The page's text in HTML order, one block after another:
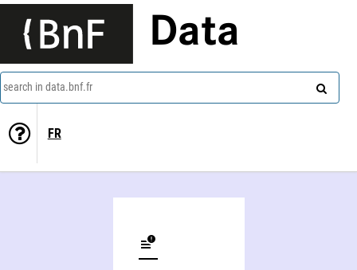
Data
search in data.bnf.fr
FR